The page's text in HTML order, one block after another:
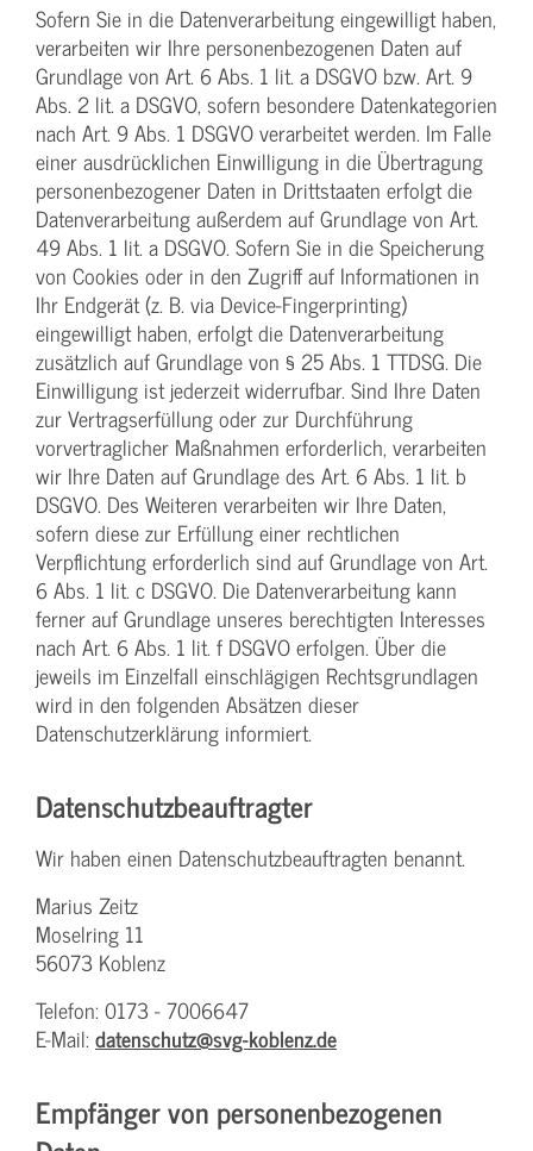
Sofern Sie in die Datenverarbeitung eingewilligt haben,
verarbeiten wir Ihre personenbezogenen Daten auf
Grundlage von Art. 6 Abs. 1 lit. a DSGVO bzw. Art. 9
Abs. 2 lit. a DSGVO, sofern besondere Datenkategorien
nach Art. 9 Abs. 1 DSGVO verarbeitet werden. Im Falle
einer ausdrücklichen Einwilligung in die Übertragung
personenbezogener Daten in Drittstaaten erfolgt die
Datenverarbeitung außerdem auf Grundlage von Art.
49 Abs. 1 lit. a DSGVO. Sofern Sie in die Speicherung
von Cookies oder in den Zugriff auf Informationen in
Ihr Endgerät (z. B. via Device-Fingerprinting)
eingewilligt haben, erfolgt die Datenverarbeitung
zusätzlich auf Grundlage von § 25 Abs. 1 TTDSG. Die
Einwilligung ist jederzeit widerrufbar. Sind Ihre Daten
zur Vertragserfüllung oder zur Durchführung
vorvertraglicher Maßnahmen erforderlich, verarbeiten
wir Ihre Daten auf Grundlage des Art. 6 Abs. 1 lit. b
DSGVO. Des Weiteren verarbeiten wir Ihre Daten,
sofern diese zur Erfüllung einer rechtlichen
Verpflichtung erforderlich sind auf Grundlage von Art.
6 Abs. 1 lit. c DSGVO. Die Datenverarbeitung kann
ferner auf Grundlage unseres berechtigten Interesses
nach Art. 6 Abs. 1 lit. f DSGVO erfolgen. Über die
jeweils im Einzelfall einschlägigen Rechtsgrundlagen
wird in den folgenden Absätzen dieser
Datenschutzerklärung informiert.
Datenschutz­beauftragter
Wir haben einen Datenschutzbeauftragten benannt.
Marius Zeitz
Moselring 11
56073 Koblenz
Telefon: 0173 - 7006647
E-Mail: datenschutz@svg-koblenz.de
Empfänger von personenbezogenen